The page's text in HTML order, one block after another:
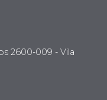
2600-009 - Vila